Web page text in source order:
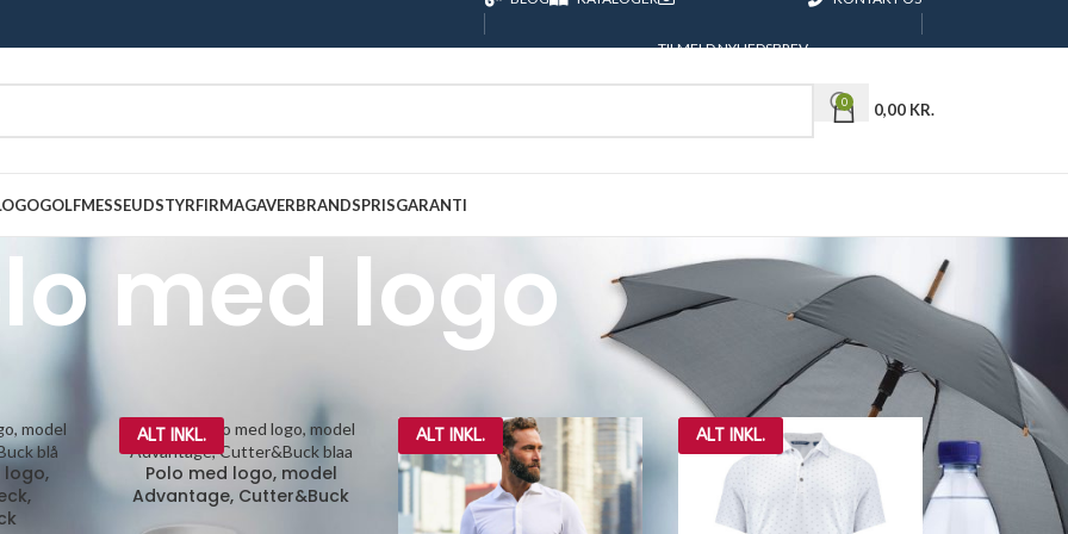
TILMELD NYHEDSBREV
0 0,00 KR.
GOLFMESSEUDSTYRFIRMAGAVERBRANDSPRISGARANTI
med logo
logo,
ALT INKL.
Polo med logo, model
Advantage, Cutter&Buck
ALT INKL. ALT INKL.